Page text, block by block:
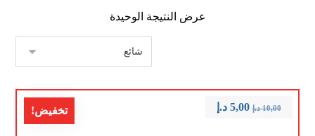
عرض النتيجة الوحيدة
تخفيض! 10,00 د.إ 5,00 د.إ